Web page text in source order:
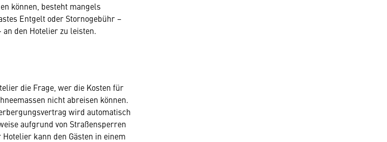
können, besteht mangels
Entgelt oder Stornogebühr –
den Hotelier zu leisten.
die Frage, wer die Kosten für
nicht abreisen können.
wird automatisch
aufgrund von Straßensperren
kann den Gästen in einem